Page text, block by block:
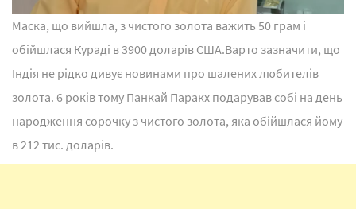
Маска, що вийшла, з чистого золота важить 50 грам і
обійшлася Кураді в 3900 доларів США.Варто зазначити, що
Індія не рідко дивує новинами про шалених любителів
золота. 6 років тому Панкай Паракх подарував собі на день
народження сорочку з чистого золота, яка обійшлася йому
в 212 тис. доларів.